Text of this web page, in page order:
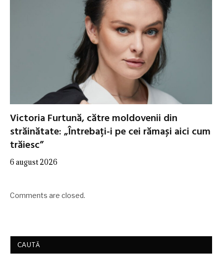
Victoria Furtună, către moldovenii din
străinătate: „Întrebați-i pe cei rămași aici cum
trăiesc”
6 august 2026
Comments are closed.
CAUTĂ